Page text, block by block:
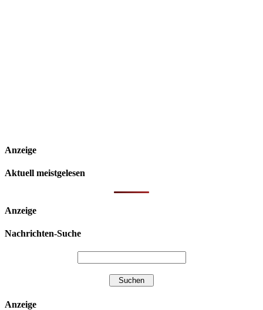
Anzeige
Aktuell meistgelesen
Anzeige
Nachrichten-Suche
Anzeige